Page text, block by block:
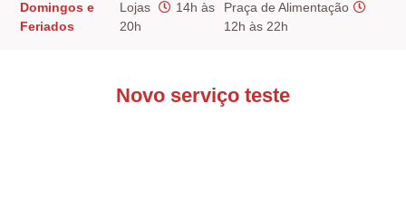
Domingos e
Feriados
Lojas
14h às
20h
Praça de Alimentação
12h às 22h
Novo serviço teste